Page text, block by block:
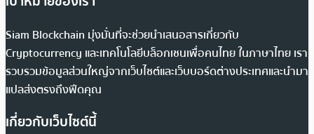
Siam Blockchain มุ่งมั่นที่จะช่วยนำเสนอสารเกี่ยวกับ
Cryptocurrency และเทคโนโลยีบล็อกเชนเพื่อคนไทย ในภาษาไทย เรา
รวบรวมข้อมูลส่วนใหญ่จากเว็บไซต์และเว็บบอร์ดต่างประเทศและนำมา
แปลส่งตรงถึงฟีดคุณ
เกี่ยวกับเว็บไซต์นี้